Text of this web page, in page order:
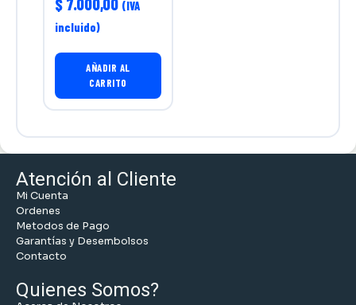
$ 7.000,00 (IVA
incluido)
AÑADIR AL
CARRITO
Atención al Cliente
Mi Cuenta
Ordenes
Metodos de Pago
Garantías y Desembolsos
Contacto
Quienes Somos?